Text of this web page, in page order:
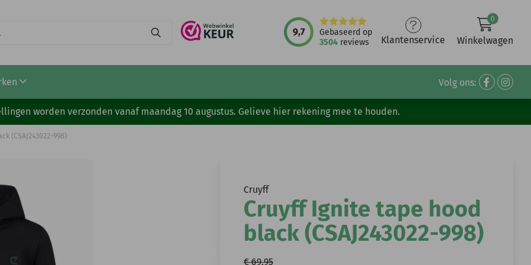
9,7
Gebaseerd op
3504 reviews Klantenservice
0
Winkelwagen
Volg ons:
worden verzonden vanaf maandag 10 augustus. Gelieve hier rekening mee te houden.
(CSAJ243022-998)
Cruyff
Cruyff Ignite tape hood
black (CSAJ243022-998)
€ 69,95